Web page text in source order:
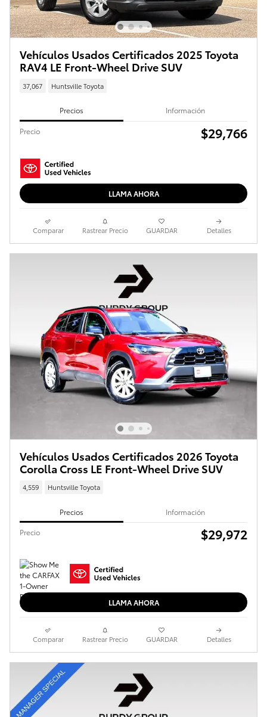
Vehículos Usados Certificados 2025 Toyota
RAV4 LE Front-Wheel Drive SUV
37,067 Huntsville Toyota
Precios Información
Precio $29,766
LLAMA AHORA
Comparar Rastrear Precio GUARDAR Detalles
Vehículos Usados Certificados 2026 Toyota
Corolla Cross LE Front-Wheel Drive SUV
4,559 Huntsville Toyota
Precios Información
Precio $29,972
LLAMA AHORA
Comparar Rastrear Precio GUARDAR Detalles